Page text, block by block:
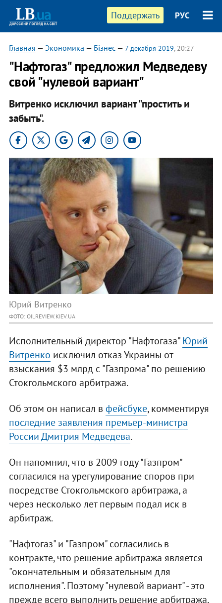
Поддержать РУС
Главная — Экономика — Бізнес— 7 декабря 2019, 20:27
"Нафтогаз" предложил Медведеву
свой "нулевой вариант"
Витренко исключил вариант "простить и
забыть".
Юрий Витренко
ФОТО: OILREVIEW.KIEV.UA
Исполнительный директор "Нафтогаза"Юрий
Витренко исключил отказ Украины от
взыскания $3 млрд с "Газпрома" по решению
Стокгольмского арбитража.
Об этом он написал в фейсбуке, комментируя
последние заявления премьер-министра
России Дмитрия Медведева.
Он напомнил, что в 2009 году "Газпром"
согласился на урегулирование споров при
посредстве Стокгольмского арбитража, а
через несколько лет первым подал иск в
арбитраж.
"Нафтогаз" и "Газпром" согласились в
контракте, что решение арбитража является
"окончательным и обязательным для
исполнения". Поэтому "нулевой вариант" - это
прежде всего выполнить решение арбитража,